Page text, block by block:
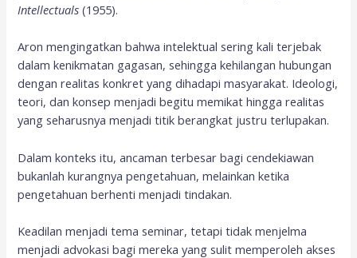
Intellectuals (1955).
Aron mengingatkan bahwa intelektual sering kali terjebak
dalam kenikmatan gagasan, sehingga kehilangan hubungan
dengan realitas konkret yang dihadapi masyarakat. Ideologi,
teori, dan konsep menjadi begitu memikat hingga realitas
yang seharusnya menjadi titik berangkat justru terlupakan.
Dalam konteks itu, ancaman terbesar bagi cendekiawan
bukanlah kurangnya pengetahuan, melainkan ketika
pengetahuan berhenti menjadi tindakan.
Keadilan menjadi tema seminar, tetapi tidak menjelma
menjadi advokasi bagi mereka yang sulit memperoleh akses